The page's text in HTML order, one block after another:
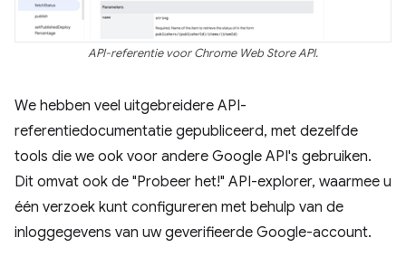
API-referentie voor Chrome Web Store API.
We hebben veel uitgebreidere API-
referentiedocumentatie gepubliceerd, met dezelfde
tools die we ook voor andere Google API's gebruiken.
Dit omvat ook de "Probeer het!" API-explorer, waarmee u
één verzoek kunt configureren met behulp van de
inloggegevens van uw geverifieerde Google-account.